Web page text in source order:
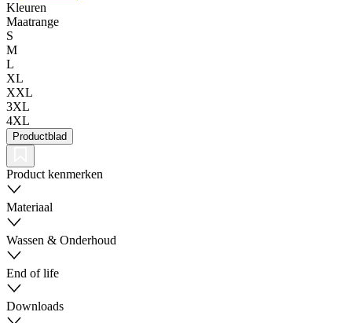
Kleuren
Maatrange
S
M
L
XL
XXL
3XL
4XL
Productblad
Product kenmerken
Materiaal
Wassen & Onderhoud
End of life
Downloads